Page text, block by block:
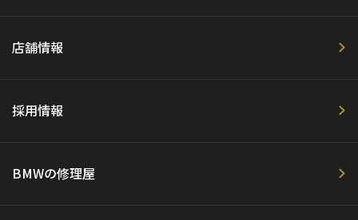
店舗情報
採用情報
BMWの修理屋